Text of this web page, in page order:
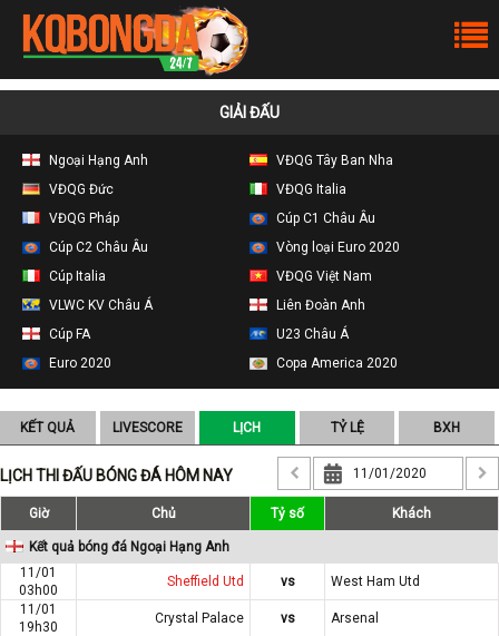
GIẢI ĐẤU
Ngoại Hạng Anh
VĐQG Tây Ban Nha
VĐQG Đức
VĐQG Italia
VĐQG Pháp
Cúp C1 Châu Âu
Cúp C2 Châu Âu
Vòng loại Euro 2020
Cúp Italia
VĐQG Việt Nam
VLWC KV Châu Á
Liên Đoàn Anh
Cúp FA
U23 Châu Á
Euro 2020
Copa America 2020
KẾT QUẢ LIVESCORE LỊCH TỶ LỆ BXH
LỊCH THI ĐẤU BÓNG ĐÁ HÔM NAY
Giờ Chủ Tỷ số Khách
Kết quả bóng đá Ngoại Hạng Anh
11/01
03h00
Sheffield Utd vs
West Ham Utd
11/01
19h30
Crystal Palace vs
Arsenal